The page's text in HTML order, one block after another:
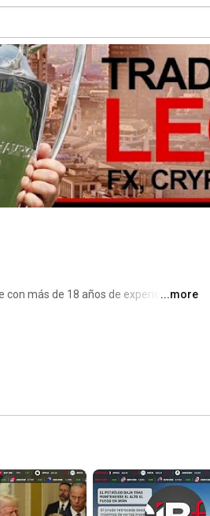
con más de 18 años de experiencia en
primas y metales preciosos.
...more